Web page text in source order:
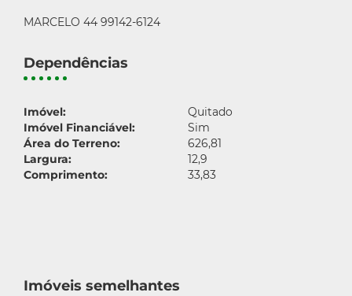
MARCELO 44 99142-6124
Dependências
Imóvel:
Quitado
Imóvel Financiável:
Sim
Área do Terreno:
626,81
Largura:
12,9
Comprimento:
33,83
Imóveis semelhantes